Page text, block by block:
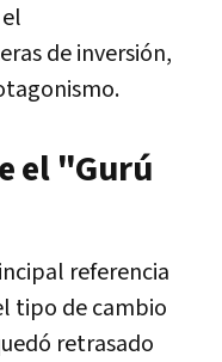
de inversión,
el "Gurú
referencia
tipo de cambio
retrasado